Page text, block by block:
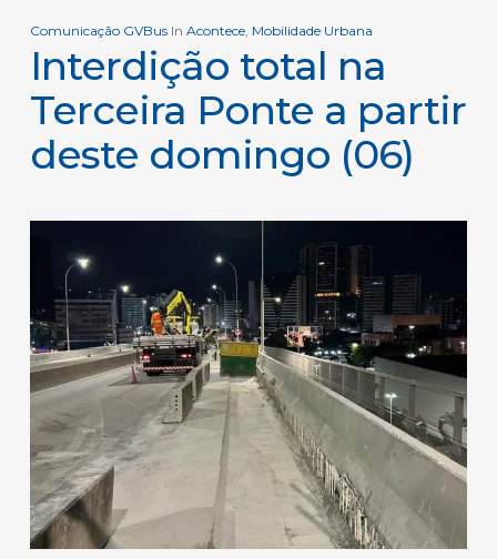
Comunicação GVBus In Acontece, Mobilidade Urbana
Interdição total na
Terceira Ponte a partir
deste domingo (06)